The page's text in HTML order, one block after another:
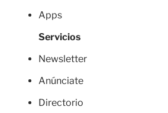
Apps
Servicios
Newsletter
Anúnciate
Directorio